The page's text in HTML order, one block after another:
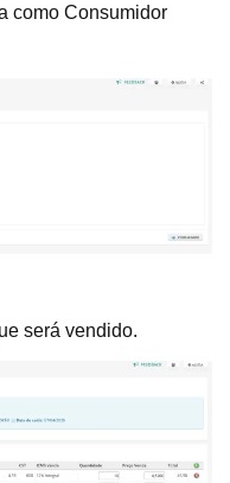
como Consumidor
será vendido.